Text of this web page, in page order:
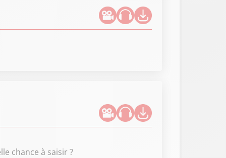
chance à saisir ?